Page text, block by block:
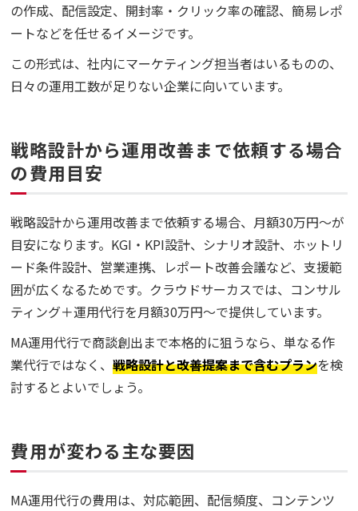
の作成、配信設定、開封率・クリック率の確認、簡易レポ
ートなどを任せるイメージです。
この形式は、社内にマーケティング担当者はいるものの、
日々の運用工数が足りない企業に向いています。
戦略設計から運用改善まで依頼する場合
の費用目安
戦略設計から運用改善まで依頼する場合、月額30万円〜が
目安になります。KGI・KPI設計、シナリオ設計、ホットリ
ード条件設計、営業連携、レポート改善会議など、支援範
囲が広くなるためです。クラウドサーカスでは、コンサル
ティング＋運用代行を月額30万円〜で提供しています。
MA運用代行で商談創出まで本格的に狙うなら、単なる作
業代行ではなく、戦略設計と改善提案まで含むプランを検
討するとよいでしょう。
費用が変わる主な要因
MA運用代行の費用は、対応範囲、配信頻度、コンテンツ